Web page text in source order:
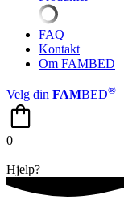
FAQ
Kontakt
Om FAMBED
Velg din FAMBED®
0
Hjelp?